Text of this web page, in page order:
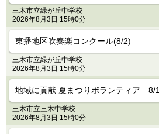
三木市立緑が丘中学校
2026年8月3日 15時0分
東播地区吹奏楽コンクール(8/2)
三木市立緑が丘中学校
2026年8月3日 15時0分
地域に貢献 夏まつりボランティア 8/1
三木市立三木中学校
2026年8月3日 15時0分